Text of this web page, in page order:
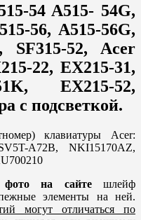
54 A515- 54G,
56, A515-56G,
SF315-52, Acer
22, EX215-31,
EX215-52,
с подсветкой.
клавиатуры Acer:
A72B, NKI15170AZ,
фото на сайтешлейф
элементы на ней.
могут отличаться по